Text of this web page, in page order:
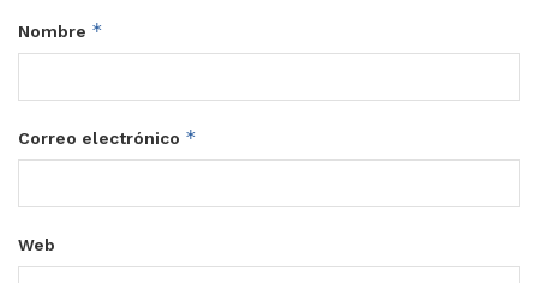
Nombre *
Correo electrónico *
Web